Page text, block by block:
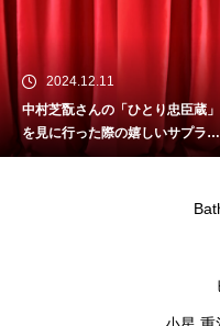
2024.12.11
中村芝翫さんの「ひとり忠臣蔵」
を見に行った際の嬉しいサプライ
ズ